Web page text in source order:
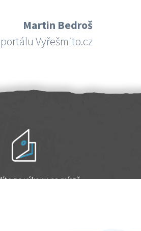
Martin Bedroš
Vyřešmito.cz
po výkonu na místě